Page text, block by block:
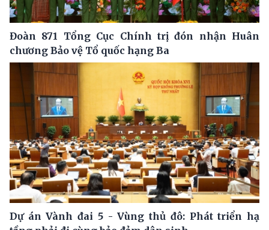
Đoàn 871 Tổng Cục Chính trị đón nhận Huân
chương Bảo vệ Tổ quốc hạng Ba
Dự án Vành đai 5 - Vùng thủ đô: Phát triển hạ